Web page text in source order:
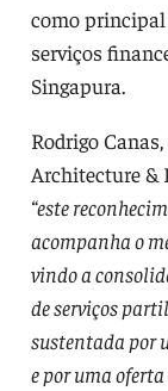
como
serviços
Singapura.
Rodrigo
Architecture &
“este
acompanha o
vindo a
de serviços
sustentada por
e por uma